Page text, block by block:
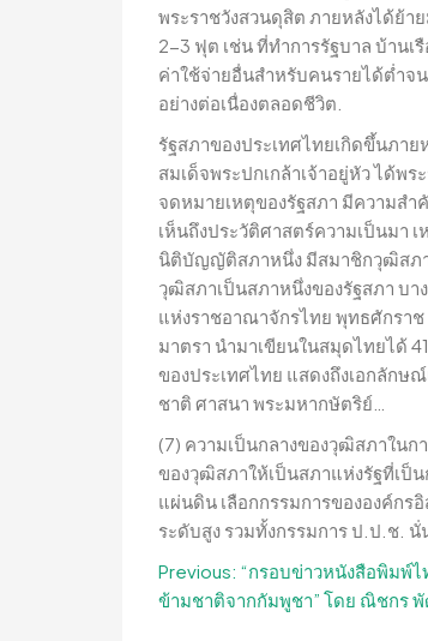
พระราชวังสวนดุสิต ภายหลังได้ย้า
2-3 ฟุต เช่น ที่ทำการรัฐบาล บ้านเ
ค่าใช้จ่ายอื่นสำหรับคนรายได้ต่ำจ
อย่างต่อเนื่องตลอดชีวิต.
รัฐสภาของประเทศไทยเกิดขึ้นภา
สมเด็จพระปกเกล้าเจ้าอยู่หัว ได้พ
จดหมายเหตุของรัฐสภา มีความส
เห็นถึงประวัติศาสตร์ความเป็นมา
นิติบัญญัติสภาหนึ่ง มีสมาชิกวุฒิสภ
วุฒิสภาเป็นสภาหนึ่งของรัฐสภา บา
แห่งราชอาณาจักรไทย พุทธศักราช
มาตรา นำมาเขียนในสมุดไทยได้
ของประเทศไทย แสดงถึงเอกลักษ
ชาติ ศาสนา พระมหากษัตริย์…
(7) ความเป็นกลางของวุฒิสภาใน
ของวุฒิสภาให้เป็นสภาแห่งรัฐที่เป็
แผ่นดิน เลือกกรรมการขององค์กร
ระดับสูง รวมทั้งกรรมการ ป.ป.ช. นั่
Post
navigation
Previous: “กรอบข่าวหนังสือพิมพ์ไ
ข้ามชาติจากกัมพูชา” โดย ณิชกร